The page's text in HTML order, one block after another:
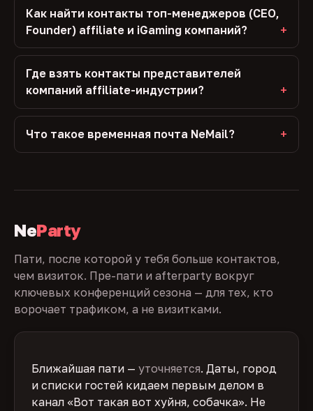
Как найти контакты топ-менеджеров (CEO,
Founder) affiliate и iGaming компаний?
Где взять контакты представителей
компаний affiliate-индустрии?
Что такое временная почта NeMail?
NeParty
Пати, после которой у тебя больше контактов,
чем визиток. Пре-пати и afterparty вокруг
ключевых конференций сезона — для тех, кто
ворочает трафиком, а не визитками.
Ближайшая пати — уточняется. Даты, город
и списки гостей кидаем первым делом в
канал «Вот такая вот хуйня, собачка». Не